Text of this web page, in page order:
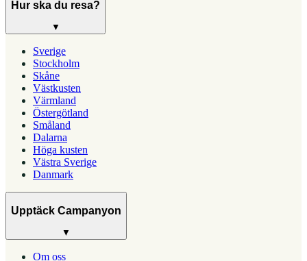
Hur ska du resa?
▼
Sverige
Stockholm
Skåne
Västkusten
Värmland
Östergötland
Småland
Dalarna
Höga kusten
Västra Sverige
Danmark
Upptäck Campanyon
▼
Om oss